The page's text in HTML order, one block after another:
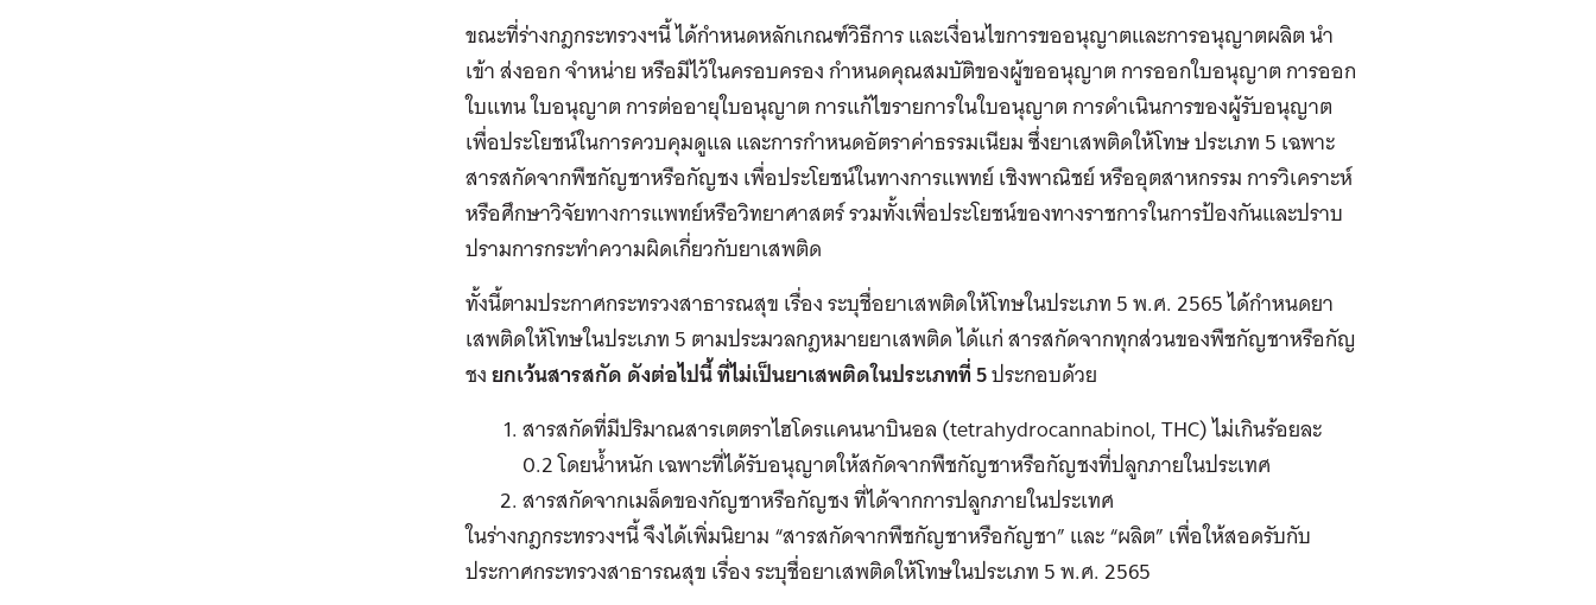
ขณะที่ร่างกฎกระทรวงฯนี้ ได้กําหนดหลักเกณฑ์วิธีการ และเงื่อนไขการขออนุญาตและการอนุญาตผลิต นํา
เข้า ส่งออก จําหน่าย หรือมีไว้ในครอบครอง กําหนดคุณสมบัติของผู้ขออนุญาต การออกใบอนุญาต การออก
ใบแทน ใบอนุญาต การต่ออายุใบอนุญาต การแก้ไขรายการในใบอนุญาต การดําเนินการของผู้รับอนุญาต
เพื่อประโยชน์ในการควบคุมดูแล และการกําหนดอัตราค่าธรรมเนียม ซึ่งยาเสพติดให้โทษ ประเภท 5 เฉพาะ
สารสกัดจากพืชกัญชาหรือกัญชง เพื่อประโยชน์ในทางการแพทย์ เชิงพาณิชย์ หรืออุตสาหกรรม การวิเคราะห์
หรือศึกษาวิจัยทางการแพทย์หรือวิทยาศาสตร์ รวมทั้งเพื่อประโยชน์ของทางราชการในการป้องกันและปราบ
ปรามการกระทําความผิดเกี่ยวกับยาเสพติด
ทั้งนี้ตามประกาศกระทรวงสาธารณสุข เรื่อง ระบุชื่อยาเสพติดให้โทษในประเภท 5 พ.ศ. 2565 ได้กําหนดยา
เสพติดให้โทษในประเภท 5 ตามประมวลกฎหมายยาเสพติด ได้แก่ สารสกัดจากทุกส่วนของพืชกัญชาหรือกัญ
ชงยกเว้นสารสกัด ดังต่อไปนี้ที่ไม่เป็นยาเสพติดในประเภทที่ 5ประกอบด้วย
สารสกัดที่มีปริมาณสารเตตราไฮโดรแคนนาบินอล (tetrahydrocannabinol, THC) ไม่เกินร้อยละ
0.2 โดยน้ำหนัก เฉพาะที่ได้รับอนุญาตให้สกัดจากพืชกัญชาหรือกัญชงที่ปลูกภายในประเทศ
สารสกัดจากเมล็ดของกัญชาหรือกัญชง ที่ได้จากการปลูกภายในประเทศ
ในร่างกฎกระทรวงฯนี้ จึงได้เพิ่มนิยาม “สารสกัดจากพืชกัญชาหรือกัญชา” และ “ผลิต” เพื่อให้สอดรับกับ
ประกาศกระทรวงสาธารณสุข เรื่อง ระบุชื่อยาเสพติดให้โทษในประเภท 5 พ.ศ. 2565